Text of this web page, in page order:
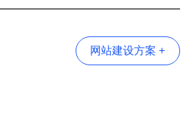
网站建设方案 +